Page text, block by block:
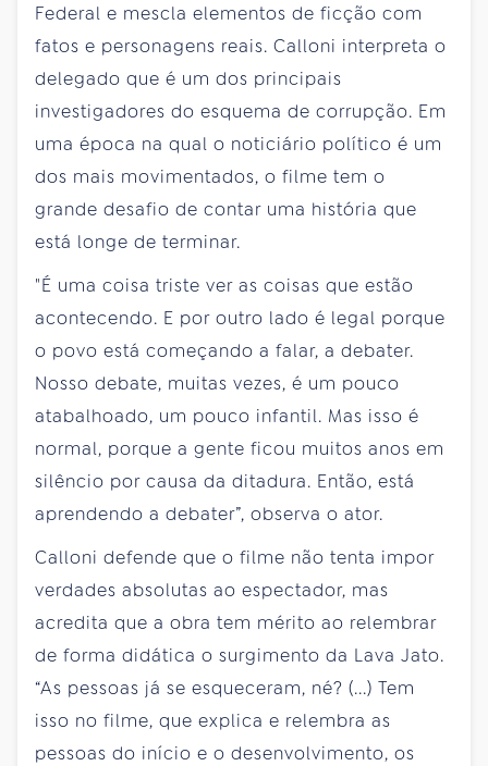
Federal e mescla elementos de ficção com
fatos e personagens reais. Calloni interpreta o
delegado que é um dos principais
investigadores do esquema de corrupção. Em
uma época na qual o noticiário político é um
dos mais movimentados, o filme tem o
grande desafio de contar uma história que
está longe de terminar.
"É uma coisa triste ver as coisas que estão
acontecendo. E por outro lado é legal porque
o povo está começando a falar, a debater.
Nosso debate, muitas vezes, é um pouco
atabalhoado, um pouco infantil. Mas isso é
normal, porque a gente ficou muitos anos em
silêncio por causa da ditadura. Então, está
aprendendo a debater”, observa o ator.
Calloni defende que o filme não tenta impor
verdades absolutas ao espectador, mas
acredita que a obra tem mérito ao relembrar
de forma didática o surgimento da Lava Jato.
“As pessoas já se esqueceram, né? (...) Tem
isso no filme, que explica e relembra as
pessoas do início e o desenvolvimento, os